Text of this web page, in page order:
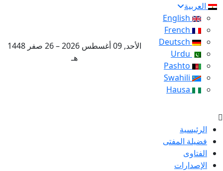
العربية
الأحد, 09 أغسطس 2026 – 26 صفر 1448
هـ
الرئيسية
فضيلة المفتى
الفتاوى
الإصدارات